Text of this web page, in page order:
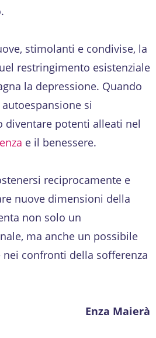
stimolanti e condivise, la
restringimento esistenziale
la depressione. Quando
si
diventare potenti alleati nel
e il benessere.
reciprocamente e
nuove dimensioni della
non solo un
ma anche un possibile
confronti della sofferenza
Enza Maierà